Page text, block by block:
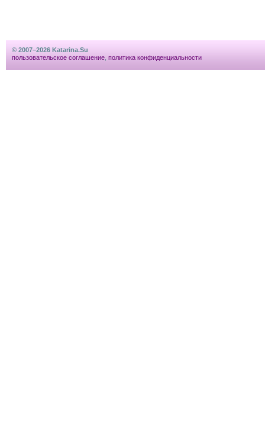
© 2007–2026 Katarina.Su
пользовательское соглашение политика конфиденциальности